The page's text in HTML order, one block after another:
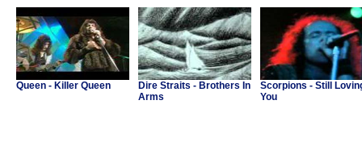
Queen - Killer Queen
Dire Straits - Brothers In
Arms
Scorpions - Still
You